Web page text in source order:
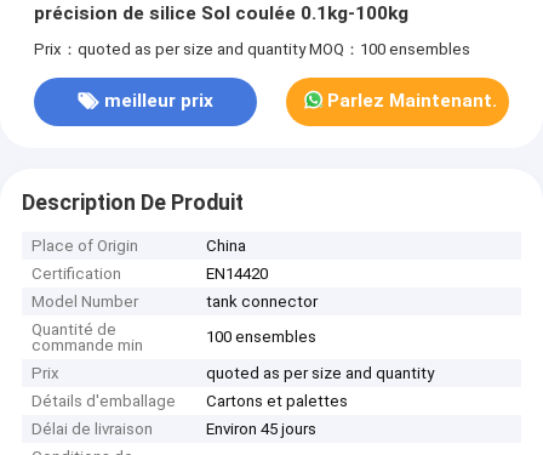
précision de silice Sol coulée 0.1kg-100kg
Prix：quoted as per size and quantity MOQ：100 ensembles
meilleur prix Parlez Maintenant.
Description De Produit
Place of Origin
China
Certification
EN14420
Model Number
tank connector
Quantité de
commande min
100 ensembles
Prix
quoted as per size and quantity
Détails d'emballage
Cartons et palettes
Délai de livraison
Environ 45 jours